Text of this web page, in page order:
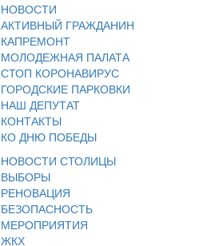
НОВОСТИ
АКТИВНЫЙ ГРАЖДАНИН
КАПРЕМОНТ
МОЛОДЕЖНАЯ ПАЛАТА
СТОП КОРОНАВИРУС
ГОРОДСКИЕ ПАРКОВКИ
НАШ ДЕПУТАТ
КОНТАКТЫ
КО ДНЮ ПОБЕДЫ
НОВОСТИ СТОЛИЦЫ
ВЫБОРЫ
РЕНОВАЦИЯ
БЕЗОПАСНОСТЬ
МЕРОПРИЯТИЯ
ЖКХ